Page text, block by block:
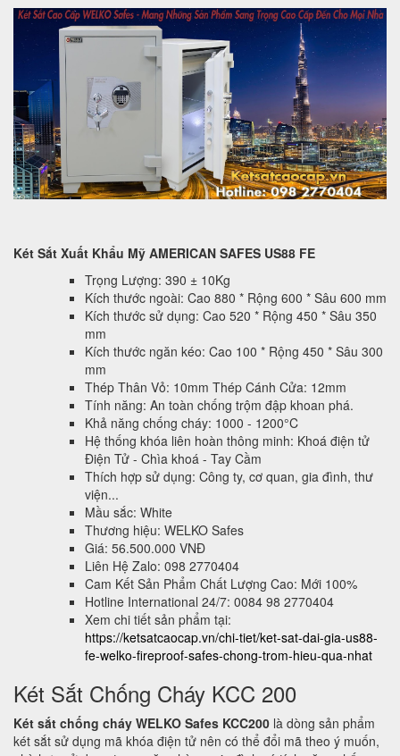
Két Sắt Xuất Khẩu Mỹ AMERICAN SAFES US88 FE
Trọng Lượng: 390 ± 10Kg
Kích thước ngoài: Cao 880 * Rộng 600 * Sâu 600 mm
Kích thước sử dụng: Cao 520 * Rộng 450 * Sâu 350
mm
Kích thước ngăn kéo: Cao 100 * Rộng 450 * Sâu 300
mm
Thép Thân Vỏ: 10mm Thép Cánh Cửa: 12mm
Tính năng: An toàn chống trộm đập khoan phá.
Khả năng chống cháy: 1000 - 1200°C
Hệ thống khóa liên hoàn thông minh: Khoá điện tử
Điện Tử - Chìa khoá - Tay Cầm
Thích hợp sử dụng: Công ty, cơ quan, gia đình, thư
viện...
Mầu sắc: White
Thương hiệu: WELKO Safes
Giá: 56.500.000 VNĐ
Liên Hệ Zalo: 098 2770404
Cam Kết Sản Phẩm Chất Lượng Cao: Mới 100%
Hotline International 24/7: 0084 98 2770404
Xem chi tiết sản phẩm tại:
https://ketsatcaocap.vn/chi-tiet/ket-sat-dai-gia-us88-
fe-welko-fireproof-safes-chong-trom-hieu-qua-nhat
Két Sắt Chống Cháy KCC 200
Két sắt chống cháy WELKO Safes KCC200 là dòng sản phẩm
két sắt sử dụng mã khóa điện tử nên có thể đổi mã theo ý muốn,